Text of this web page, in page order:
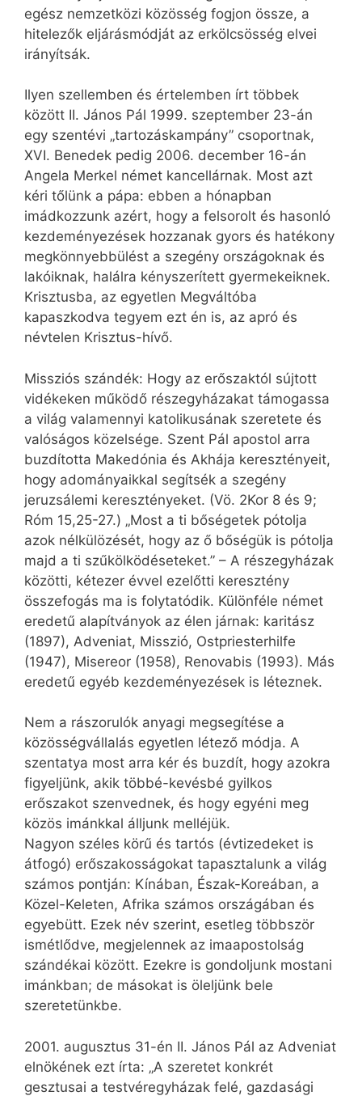
egész nemzetközi közösség fogjon össze, a
hitelezők eljárásmódját az erkölcsösség elvei
irányítsák.
Ilyen szellemben és értelemben írt többek
között II. János Pál 1999. szeptember 23-án
egy szentévi „tartozáskampány” csoportnak,
XVI. Benedek pedig 2006. december 16-án
Angela Merkel német kancellárnak. Most azt
kéri tőlünk a pápa: ebben a hónapban
imádkozzunk azért, hogy a felsorolt és hasonló
kezdeményezések hozzanak gyors és hatékony
megkönnyebbülést a szegény országoknak és
lakóiknak, halálra kényszerített gyermekeiknek.
Krisztusba, az egyetlen Megváltóba
kapaszkodva tegyem ezt én is, az apró és
névtelen Krisztus-hívő.
Missziós szándék: Hogy az erőszaktól sújtott
vidékeken működő részegyházakat támogassa
a világ valamennyi katolikusának szeretete és
valóságos közelsége. Szent Pál apostol arra
buzdította Makedónia és Akhája keresztényeit,
hogy adományaikkal segítsék a szegény
jeruzsálemi keresztényeket. (Vö. 2Kor 8 és 9;
Róm 15,25-27.) „Most a ti bőségetek pótolja
azok nélkülözését, hogy az ő bőségük is pótolja
majd a ti szűkölködéseteket.” – A részegyházak
közötti, kétezer évvel ezelőtti keresztény
összefogás ma is folytatódik. Különféle német
eredetű alapítványok az élen járnak: karitász
(1897), Adveniat, Misszió, Ostpriesterhilfe
(1947), Misereor (1958), Renovabis (1993). Más
eredetű egyéb kezdeményezések is léteznek.
Nem a rászorulók anyagi megsegítése a
közösségvállalás egyetlen létező módja. A
szentatya most arra kér és buzdít, hogy azokra
figyeljünk, akik többé-kevésbé gyilkos
erőszakot szenvednek, és hogy egyéni meg
közös imánkkal álljunk melléjük.
Nagyon széles körű és tartós (évtizedeket is
átfogó) erőszakosságokat tapasztalunk a világ
számos pontján: Kínában, Észak-Koreában, a
Közel-Keleten, Afrika számos országában és
egyebütt. Ezek név szerint, esetleg többször
ismétlődve, megjelennek az imaapostolság
szándékai között. Ezekre is gondoljunk mostani
imánkban; de másokat is öleljünk bele
szeretetünkbe.
2001. augusztus 31-én II. János Pál az Adveniat
elnökének ezt írta: „A szeretet konkrét
gesztusai a testvéregyházak felé, gazdasági